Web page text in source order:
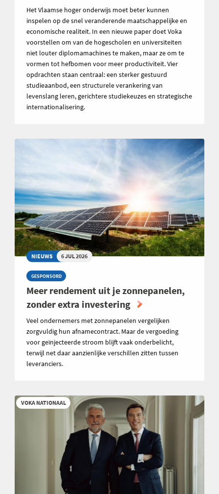
Het Vlaamse hoger onderwijs moet beter kunnen
inspelen op de snel veranderende maatschappelijke en
economische realiteit. In een nieuwe paper doet Voka
voorstellen om van de hogescholen en universiteiten
niet louter diplomamachines te maken, maar ze om te
vormen tot hefbomen voor meer productiviteit. Vier
opdrachten staan centraal: een sterker gestuurd
studieaanbod, een structurele verankering van
levenslang leren, gerichtere studiekeuzes en strategische
internationalisering.
NIEUWS 6 JUL 2026
GESPONSORD
Meer rendement uit je zonnepanelen,
zonder extra investering
Veel ondernemers met zonnepanelen vergelijken
zorgvuldig hun afnamecontract. Maar de vergoeding
voor geïnjecteerde stroom blijft vaak onderbelicht,
terwijl net daar aanzienlijke verschillen zitten tussen
leveranciers.
VOKA NATIONAAL